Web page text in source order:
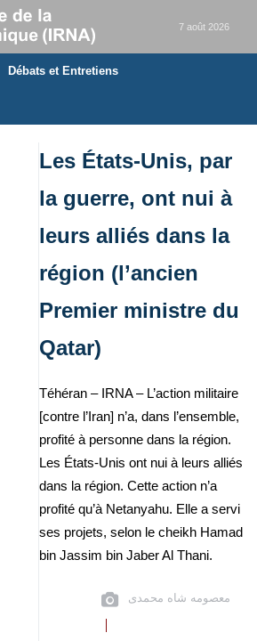
7 août 2026
Débats et Entretiens
Les États-Unis, par
la guerre, ont nui à
leurs alliés dans la
région (l’ancien
Premier ministre du
Qatar)
Téhéran – IRNA – L’action militaire
[contre l’Iran] n’a, dans l’ensemble,
profité à personne dans la région.
Les États-Unis ont nui à leurs alliés
dans la région. Cette action n’a
profité qu’à Netanyahu. Elle a servi
ses projets, selon le cheikh Hamad
bin Jassim bin Jaber Al Thani.
معصومه شاه محمدی